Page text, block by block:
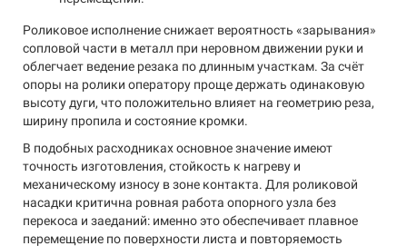
Роликовое исполнение снижает вероятность «зарывания»
сопловой части в металл при неровном движении руки и
облегчает ведение резака по длинным участкам. За счёт
опоры на ролики оператору проще держать одинаковую
высоту дуги, что положительно влияет на геометрию реза,
ширину пропила и состояние кромки.
В подобных расходниках основное значение имеют
точность изготовления, стойкость к нагреву и
механическому износу в зоне контакта. Для роликовой
насадки критична ровная работа опорного узла без
перекоса и заеданий: именно это обеспечивает плавное
перемещение по поверхности листа и повторяемость